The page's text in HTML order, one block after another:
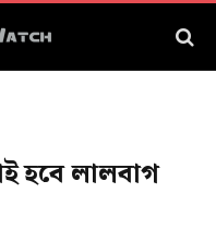
হবে লালবাগ